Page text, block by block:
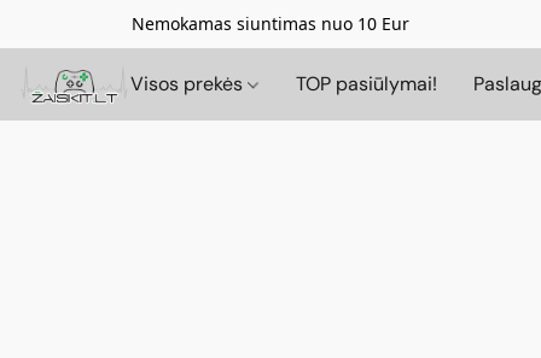
Nemokamas siuntimas nuo 10 Eur
Visos prekės TOP pasiūlymai!